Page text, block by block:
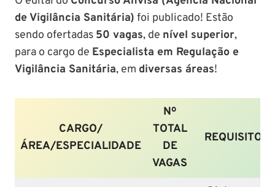
Soldado!
de Vigilância Sanitária) foi publicado! Estão
sendo ofertadas 50 vagas, de nível superior,
para o cargo de Especialista em Regulação e
Vigilância Sanitária, em diversas áreas!
CARGO/
ÁREA/ESPECIALIDADE
Nº
TOTAL
DE
VAGAS
REQUISITOS